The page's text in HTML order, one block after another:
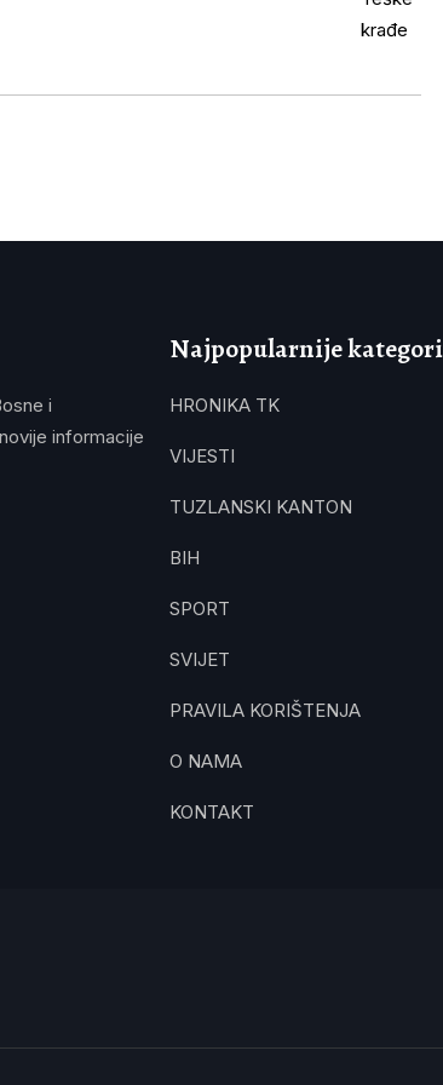
i
informacije
Najpopularnije
HRONIKA TK
VIJESTI
TUZLANSKI KANTON
BIH
SPORT
SVIJET
PRAVILA KORIŠTENJA
O NAMA
KONTAKT